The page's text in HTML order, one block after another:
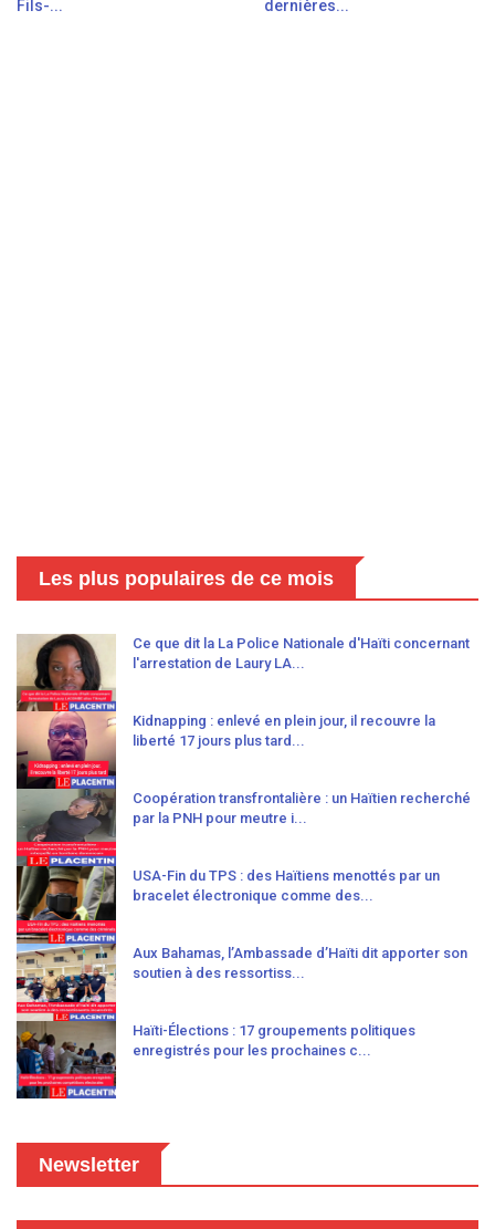
Fils-...
dernières...
Les plus populaires de ce mois
Ce que dit la La Police Nationale d'Haïti concernant
l'arrestation de Laury LA...
Kidnapping : enlevé en plein jour, il recouvre la
liberté 17 jours plus tard...
Coopération transfrontalière : un Haïtien recherché
par la PNH pour meutre i...
USA-Fin du TPS : des Haïtiens menottés par un
bracelet électronique comme des...
Aux Bahamas, l’Ambassade d’Haïti dit apporter son
soutien à des ressortiss...
Haïti-Élections : 17 groupements politiques
enregistrés pour les prochaines c...
Newsletter